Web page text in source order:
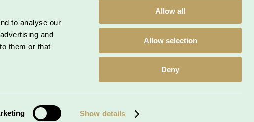
to analyse our
and
them or that
Show details
Allow all
Allow selection
Deny